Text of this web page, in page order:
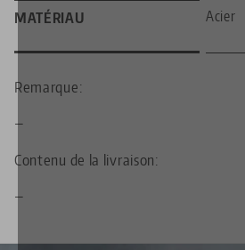
MATÉRIAU Acier
Remarque:
—
Contenu de la livraison:
—